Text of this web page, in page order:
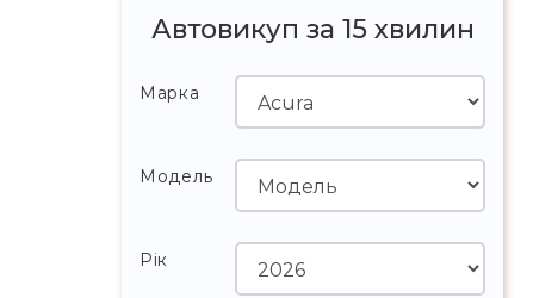
Автовикуп за 15 хвилин
Марка
Модель
Рік